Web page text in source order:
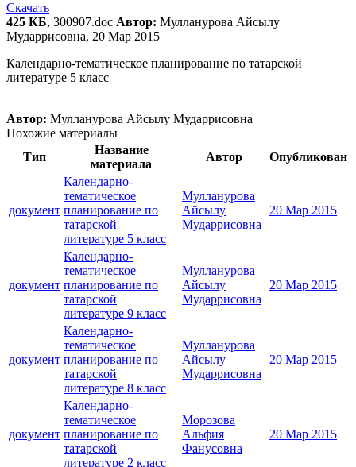
Скачать
425 КБ, 300907.doc Автор: Мулланурова Айсылу
Мударрисовна, 20 Мар 2015
Календарно-тематическое планирование по татарской
литературе 5 класс
Автор: Мулланурова Айсылу Мударрисовна
Похожие материалы
Тип
Название
материала
Автор Опубликован
документ
Календарно-
тематическое
планирование по
татарской
литературе 5 класс
Мулланурова
Айсылу
Мударрисовна
20 Мар 2015
документ
Календарно-
тематическое
планирование по
татарской
литературе 9 класс
Мулланурова
Айсылу
Мударрисовна
20 Мар 2015
документ
Календарно-
тематическое
планирование по
татарской
литературе 8 класс
Мулланурова
Айсылу
Мударрисовна
20 Мар 2015
документ
Календарно-
тематическое
планирование по
татарской
литературе 2 класс
Морозова
Альфия
Фанусовна
20 Мар 2015